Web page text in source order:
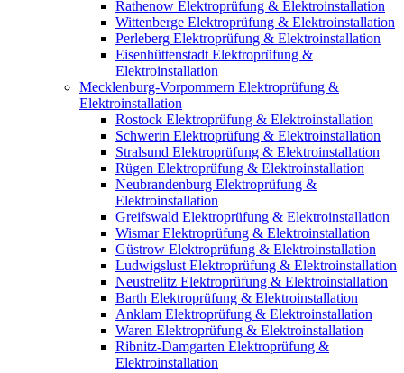
Rathenow Elektroprüfung & Elektroinstallation
Wittenberge Elektroprüfung & Elektroinstallation
Perleberg Elektroprüfung & Elektroinstallation
Eisenhüttenstadt Elektroprüfung &
Elektroinstallation
Mecklenburg-Vorpommern Elektroprüfung &
Elektroinstallation
Rostock Elektroprüfung & Elektroinstallation
Schwerin Elektroprüfung & Elektroinstallation
Stralsund Elektroprüfung & Elektroinstallation
Rügen Elektroprüfung & Elektroinstallation
Neubrandenburg Elektroprüfung &
Elektroinstallation
Greifswald Elektroprüfung & Elektroinstallation
Wismar Elektroprüfung & Elektroinstallation
Güstrow Elektroprüfung & Elektroinstallation
Ludwigslust Elektroprüfung & Elektroinstallation
Neustrelitz Elektroprüfung & Elektroinstallation
Barth Elektroprüfung & Elektroinstallation
Anklam Elektroprüfung & Elektroinstallation
Waren Elektroprüfung & Elektroinstallation
Ribnitz-Damgarten Elektroprüfung &
Elektroinstallation